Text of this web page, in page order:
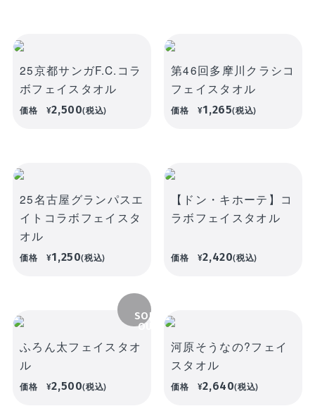
生活雑貨(ホーム&キッチン)
文具・ステーショナリー
その他
お気に入り
特定商取引法について
25京都サンガF.C.コラ
ボフェイスタオル
価格 ¥2,500(税込)
第46回多摩川クラシコ
フェイスタオル
価格 ¥1,265(税込)
25名古屋グランパスエ
イトコラボフェイスタ
オル
価格 ¥1,250(税込)
【ドン・キホーテ】コ
ラボフェイスタオル
価格 ¥2,420(税込)
SOLD
OUT
ふろん太フェイスタオ
ル
価格 ¥2,500(税込)
河原そうなの?フェイ
スタオル
価格 ¥2,640(税込)